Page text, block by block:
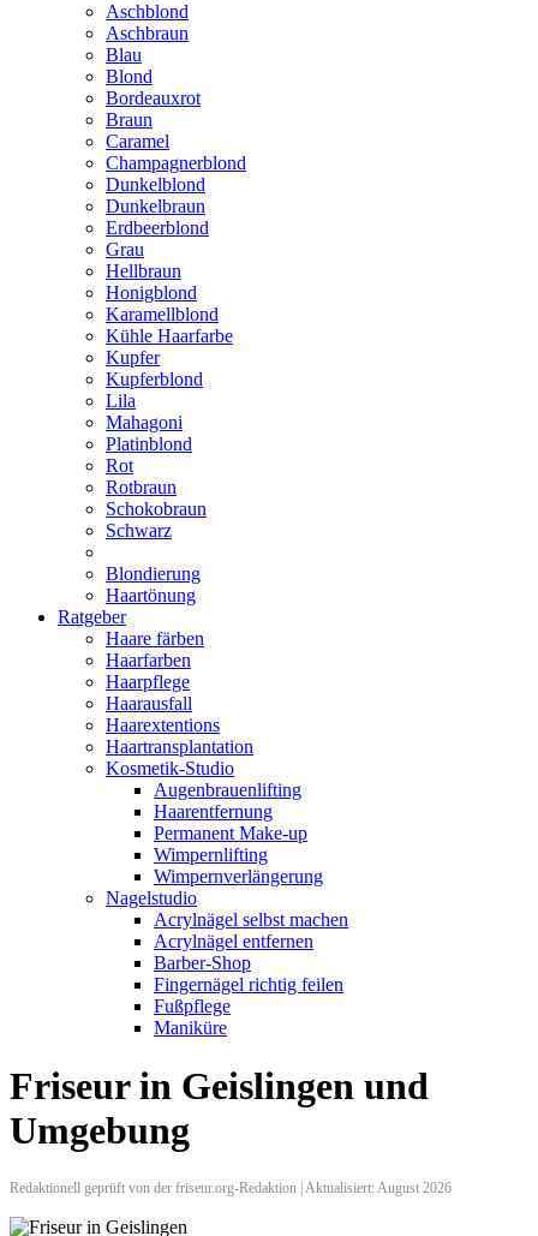
Aschblond
Aschbraun
Blau
Blond
Bordeauxrot
Braun
Caramel
Champagnerblond
Dunkelblond
Dunkelbraun
Erdbeerblond
Grau
Hellbraun
Honigblond
Karamellblond
Kühle Haarfarbe
Kupfer
Kupferblond
Lila
Mahagoni
Platinblond
Rot
Rotbraun
Schokobraun
Schwarz
Blondierung
Haartönung
Ratgeber
Haare färben
Haarfarben
Haarpflege
Haarausfall
Haarextentions
Haartransplantation
Kosmetik-Studio
Augenbrauenlifting
Haarentfernung
Permanent Make-up
Wimpernlifting
Wimpernverlängerung
Nagelstudio
Acrylnägel selbst machen
Acrylnägel entfernen
Barber-Shop
Fingernägel richtig feilen
Fußpflege
Maniküre
Friseur in Geislingen und
Umgebung
Redaktionell geprüft von der friseur.org-Redaktion | Aktualisiert: August 2026